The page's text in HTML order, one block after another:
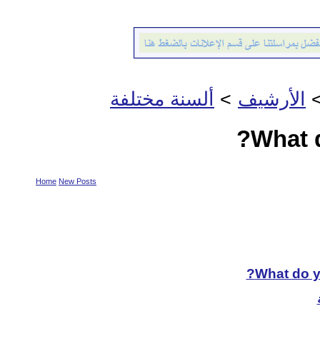
الأرشيف > ألسنة مختلفة
What
Home New Posts
What do